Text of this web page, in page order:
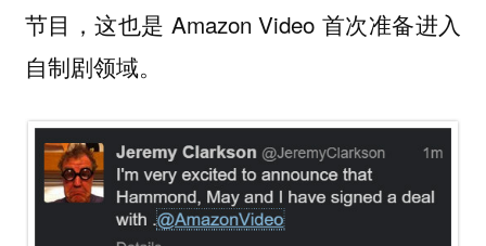
节目，这也是 Amazon Video 首次准备进入
自制剧领域。